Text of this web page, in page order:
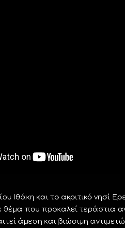
Ιθάκη και το ακριτικό νησί
που προκαλεί τεράστια
άμεση και βιώσιμη